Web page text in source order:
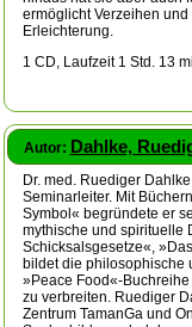
ermöglicht Verzeihen
Erleichterung.
1 CD, Laufzeit 1 Std. 13
Autor: Dahlke,
Dr. med. Ruediger
Seminarleiter. Mit
Symbol« begründete er
mythische und spirituelle
Schicksalsgesetze«,
bildet die philosophische
»Peace Food«-
zu verbreiten. Ruediger
Zentrum TamanGa und